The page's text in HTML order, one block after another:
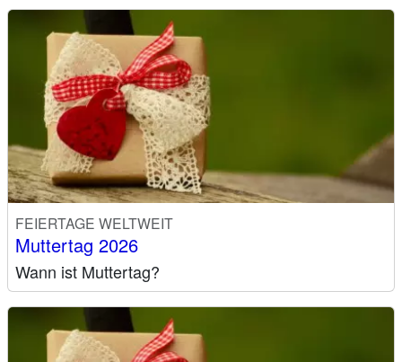
FEIERTAGE WELTWEIT
Muttertag 2026
Wann ist Muttertag?